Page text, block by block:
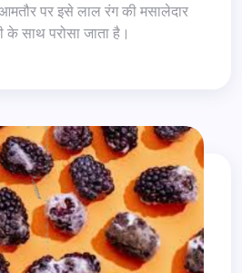
पर इसे लाल रंग की मसालेदार
के साथ परोसा जाता है।